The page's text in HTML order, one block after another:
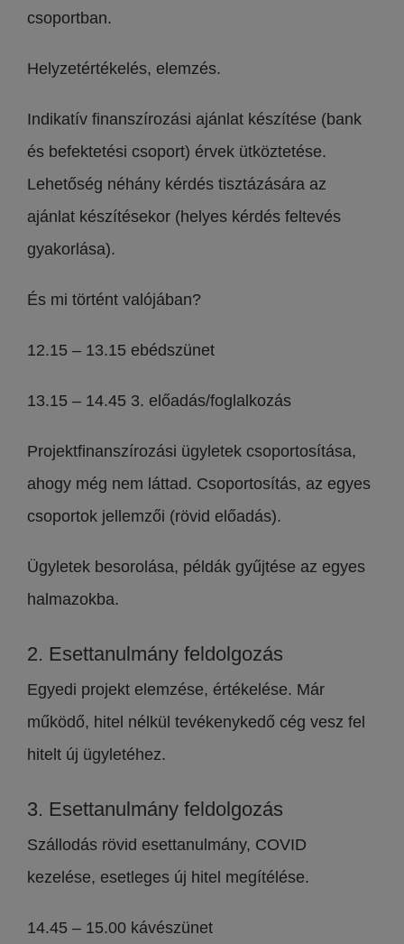
csoportban.
Helyzetértékelés, elemzés.
Indikatív finanszírozási ajánlat készítése (bank
és befektetési csoport) érvek ütköztetése.
Lehetőség néhány kérdés tisztázására az
ajánlat készítésekor (helyes kérdés feltevés
gyakorlása).
És mi történt valójában?
12.15 – 13.15 ebédszünet
13.15 – 14.45 3. előadás/foglalkozás
Projektfinanszírozási ügyletek csoportosítása,
ahogy még nem láttad. Csoportosítás, az egyes
csoportok jellemzői (rövid előadás).
Ügyletek besorolása, példák gyűjtése az egyes
halmazokba.
2. Esettanulmány feldolgozás
Egyedi projekt elemzése, értékelése. Már
működő, hitel nélkül tevékenykedő cég vesz fel
hitelt új ügyletéhez.
3. Esettanulmány feldolgozás
Szállodás rövid esettanulmány, COVID
kezelése, esetleges új hitel megítélése.
14.45 – 15.00 kávészünet